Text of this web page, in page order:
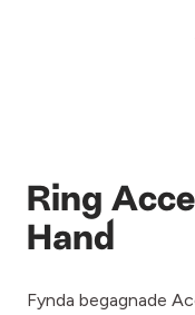
Ring
Hand
Fynda begagnade